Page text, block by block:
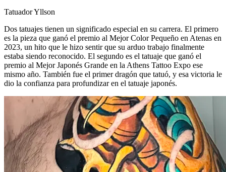
Tatuador Yllson
Dos tatuajes tienen un significado especial en su carrera. El primero
es la pieza que ganó el premio al Mejor Color Pequeño en Atenas en
2023, un hito que le hizo sentir que su arduo trabajo finalmente
estaba siendo reconocido. El segundo es el tatuaje que ganó el
premio al Mejor Japonés Grande en la Athens Tattoo Expo ese
mismo año. También fue el primer dragón que tatuó, y esa victoria le
dio la confianza para profundizar en el tatuaje japonés.